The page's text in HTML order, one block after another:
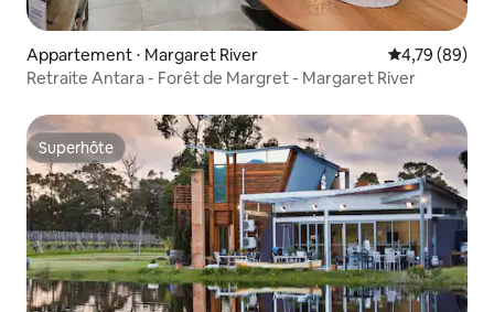
Appartement ⋅ Margaret River Évaluation
4,79 (89)
Retraite Antara - Forêt de Margret - Margaret River
Superhôte
Superhôte